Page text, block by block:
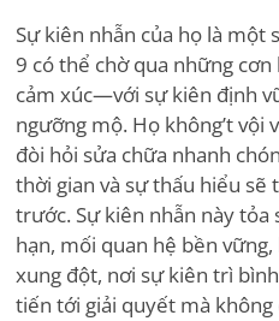
Sự kiên nhẫn của họ là một
9 có thể chờ qua những
cảm xúc—với sự kiên định
ngưỡng mộ. Họ không’t vội
đòi hỏi sửa chữa nhanh
thời gian và sự thấu hiểu sẽ
trước. Sự kiên nhẫn này tỏa
hạn, mối quan hệ bền
xung đột, nơi sự kiên trì
tiến tới giải quyết mà không